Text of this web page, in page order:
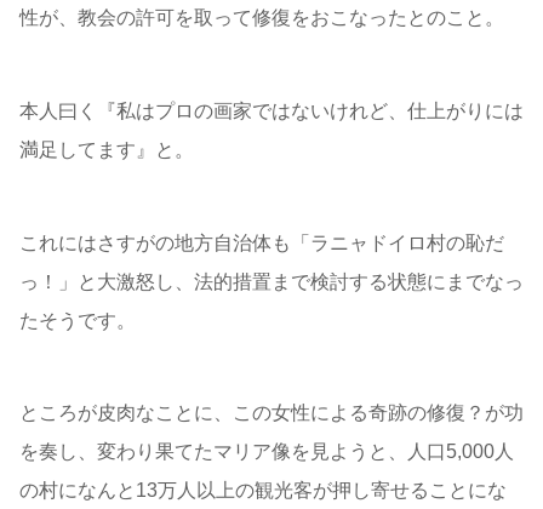
性が、教会の許可を取って修復をおこなったとのこと。
本人曰く『私はプロの画家ではないけれど、仕上がりには
満足してます』と。
これにはさすがの地方自治体も「ラニャドイロ村の恥だ
っ！」と大激怒し、法的措置まで検討する状態にまでなっ
たそうです。
ところが皮肉なことに、この女性による奇跡の修復？が功
を奏し、変わり果てたマリア像を見ようと、人口5,000人
の村になんと13万人以上の観光客が押し寄せることにな